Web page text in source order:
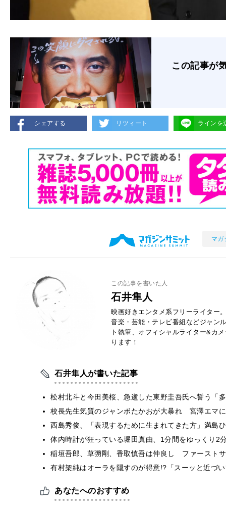
この記事が
シェアする リツィート ラインを
マガ
この記事を書いた人
石井隼人
映画好きエンタメ系フリーライター
音楽・芸能・テレビ番組などジャン
ト執筆、オフィシャルライター&カ
ります！
石井隼人が書いた記事
松村北斗と今田美桜、急逝した東野圭吾氏へ誓う「
校長先生気質のジャンボたかおが大暴れ 宮澤エマ
西島秀俊、「表現するために生まれてきた方」満島
体内時計が狂っている堀田真由、1分間をゆっくり2
稲垣吾郎、草彅剛、香取慎吾は仲良し ファースト
有村架純はオーラを隠すのが得意!?「スーッと近づ
あなたへのおすすめ